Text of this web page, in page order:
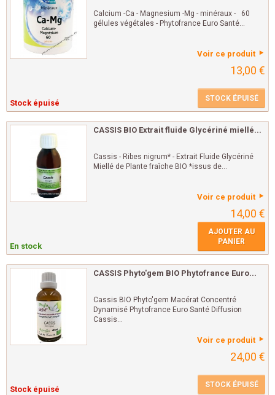
Calcium -Ca - Magnesium -Mg - minéraux - 60
gélules végétales - Phytofrance Euro Santé...
Voir ce produit
13,00 €
Stock épuisé STOCK ÉPUISÉ
CASSIS BIO Extrait fluide Glycériné miellé...
Cassis - Ribes nigrum* - Extrait Fluide Glycériné
Miellé de Plante fraîche BIO *issus de...
Voir ce produit
14,00 €
En stock
AJOUTER AU
PANIER
CASSIS Phyto'gem BIO Phytofrance Euro...
Cassis BIO Phyto'gem Macérat Concentré
Dynamisé Phytofrance Euro Santé Diffusion
Cassis...
Voir ce produit
24,00 €
Stock épuisé STOCK ÉPUISÉ